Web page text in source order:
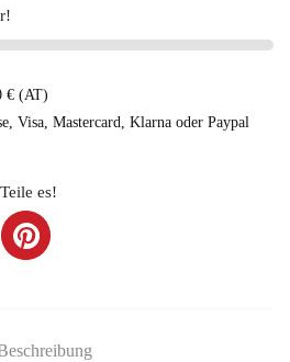
€ (AT)
Visa, Mastercard, Klarna oder Paypal
es!